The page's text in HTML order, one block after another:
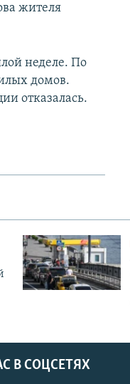
жителя
неделе. По
домов.
отказалась.
В СОЦСЕТЯХ